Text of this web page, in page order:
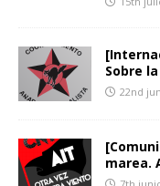
Sobre
22nd
marea.